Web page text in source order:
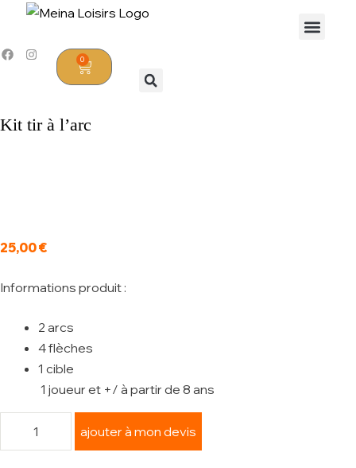
0
Kit tir à l’arc
25,00€
Informations produit :
2 arcs
4 flèches
1 cible
1 joueur et +/ à partir de 8 ans
ajouter à mon devis